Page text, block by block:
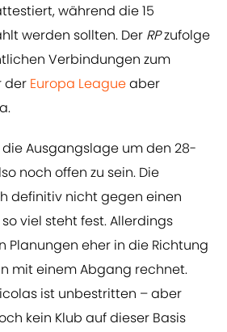
während die 15
werden sollten. Der RPzufolge
Verbindungen zum
der Europa Leagueaber
Ausgangslage um den 28-
noch offen zu sein. Die
definitiv nicht gegen einen
viel steht fest. Allerdings
Planungen eher in die Richtung
mit einem Abgang rechnet.
ist unbestritten – aber
kein Klub auf dieser Basis